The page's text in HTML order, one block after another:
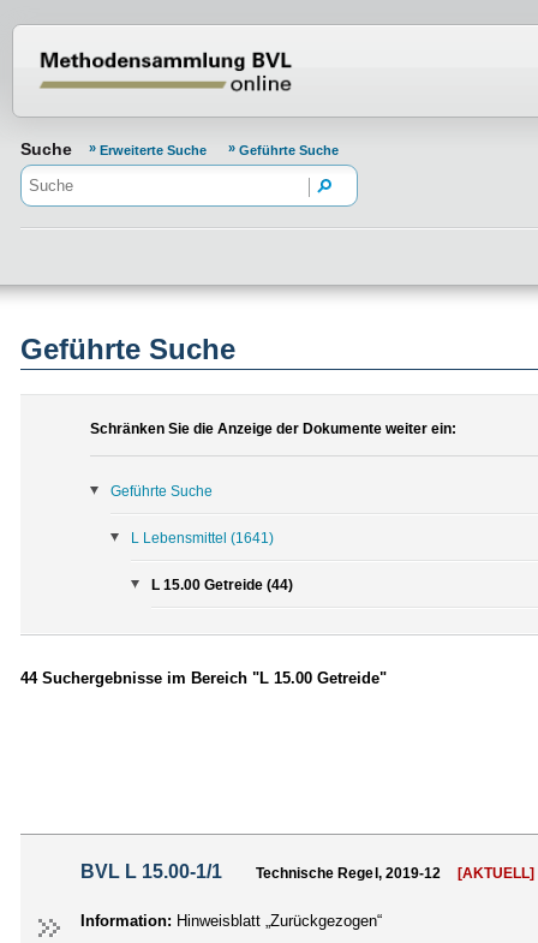
Suche Erweiterte Suche Geführte Suche
Geführte Suche
Schränken Sie die Anzeige der Dokumente weiter ein:
Geführte Suche
L Lebensmittel (1641)
L 15.00 Getreide (44)
44 Suchergebnisse im Bereich "L 15.00 Getreide"
BVL L 15.00-1/1 Technische Regel, 2019-12 [AKTUELL]
Information: Hinweisblatt „Zurückgezogen“